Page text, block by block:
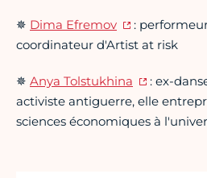
✵ Dima Efremov
:
coordinateur d'Artist at risk
✵ Anya Tolstukhina
: ex-
activiste antiguerre, elle
sciences économiques à